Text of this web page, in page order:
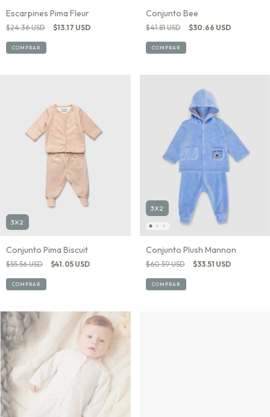
Escarpines Pima Fleur
$24.36 USD $13.17 USD
COMPRAR
Conjunto Bee
$41.81 USD $30.66 USD
COMPRAR
3X2
Conjunto Pima Biscuit
$55.56 USD $41.05 USD
COMPRAR
3X2
Conjunto Plush Mannon
$60.59 USD $33.51 USD
COMPRAR